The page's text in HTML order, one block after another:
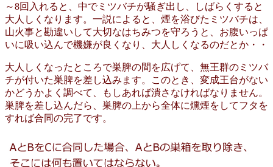
～8回入れると、中でミツバチが騒ぎ出し、しばらくすると
大人しくなります。一説によると、煙を浴びたミツバチは、
山火事と勘違いして大切なはちみつを守ろうと、お腹いっぱ
いに吸い込んで機嫌が良くなり、大人しくなるのだとか・・
大人しくなったところで巣脾の間を広げて、無王群のミツバ
チが付いた巣脾を差し込みます。このとき、変成王台がない
かどうかよく調べて、もしあれば潰さなければなりません。
巣脾を差し込んだら、巣脾の上から全体に燻煙をしてフタを
すれば合同の完了です。